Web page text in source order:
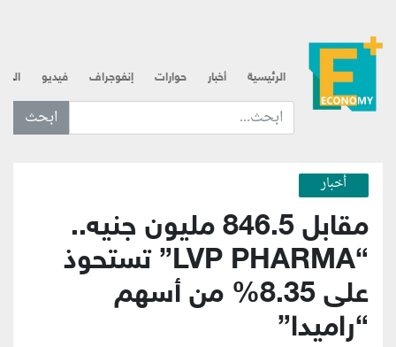
الرئيسية أخبار حوارات إنفوجراف فيديو
ابحث عن... :
أخبار
مقابل 846.5 مليون جنيه..
“LVP PHARMA” تستحوذ
على 8.35% من أسهم
“راميدا”